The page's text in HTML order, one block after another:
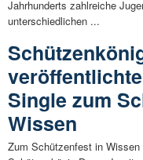
Jahrhunderts zahlreiche
unterschiedlichen ...
Single zum
Wissen
Zum Schützenfest in